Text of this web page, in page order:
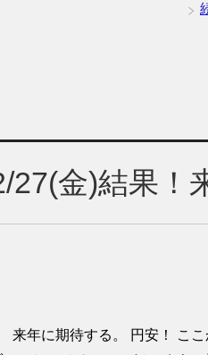
金)結果！
来年に期待する。 円安！ こ